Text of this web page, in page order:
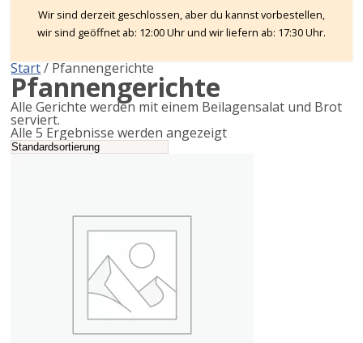
Wir sind derzeit geschlossen, aber du kannst vorbestellen,
wir sind geöffnet ab: 12:00 Uhr und wir liefern ab: 17:30 Uhr.
Start/ Pfannengerichte
Pfannengerichte
Alle Gerichte werden mit einem Beilagensalat und Brot
serviert.
Alle 5 Ergebnisse werden angezeigt